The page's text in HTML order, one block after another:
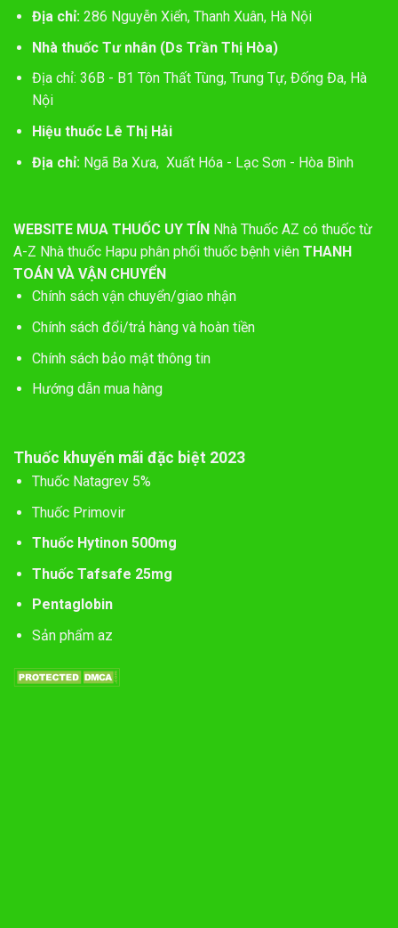
Địa chỉ:286 Nguyễn Xiển, Thanh Xuân, Hà Nội
Nhà thuốc Tư nhân (Ds Trần Thị Hòa)
Địa chỉ: 36B - B1 Tôn Thất Tùng, Trung Tự, Đống Đa, Hà
Nội
Hiệu thuốc Lê Thị Hải
Địa chỉ: Ngã Ba Xưa, Xuất Hóa - Lạc Sơn - Hòa Bình
WEBSITE MUA THUỐC UY TÍN Nhà Thuốc AZ có thuốc từ
A-Z Nhà thuốc Hapu phân phối thuốc bệnh viên THANH
TOÁN VÀ VẬN CHUYỂN
Chính sách vận chuyển/giao nhận
Chính sách đổi/trả hàng và hoàn tiền
Chính sách bảo mật thông tin
Hướng dẫn mua hàng
Thuốc khuyến mãi đặc biệt 2023
Thuốc Natagrev 5%
Thuốc Primovir
Thuốc Hytinon 500mg
Thuốc Tafsafe 25mg
Pentaglobin
Sản phẩm az